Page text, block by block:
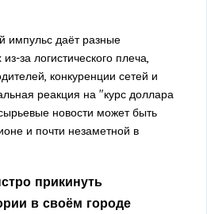
импульс даёт разные
за логистического плеча,
конкуренции сетей и
реакция на "курс доллара
новости может быть
и почти незаметной в
прикинуть
в своём городе